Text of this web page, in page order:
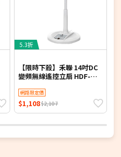
5.3折
【限時下殺】禾聯 14吋DC
變頻無線遙控立扇 HDF-
14AH770/HDF-14AH780)
網路限定價
$1,108$2,107